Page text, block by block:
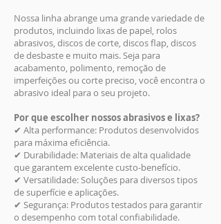
Nossa linha abrange uma grande variedade de
produtos, incluindo lixas de papel, rolos
abrasivos, discos de corte, discos flap, discos
de desbaste e muito mais. Seja para
acabamento, polimento, remoção de
imperfeições ou corte preciso, você encontra o
abrasivo ideal para o seu projeto.
Por que escolher nossos abrasivos e lixas?
✔ Alta performance: Produtos desenvolvidos
para máxima eficiência.
✔ Durabilidade: Materiais de alta qualidade
que garantem excelente custo-benefício.
✔ Versatilidade: Soluções para diversos tipos
de superfície e aplicações.
✔ Segurança: Produtos testados para garantir
o desempenho com total confiabilidade.